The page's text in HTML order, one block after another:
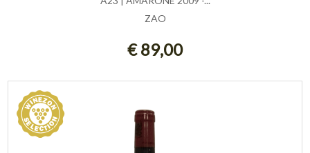
AGGIUNGI AL CARRELLO
ZAO
€ 89,00